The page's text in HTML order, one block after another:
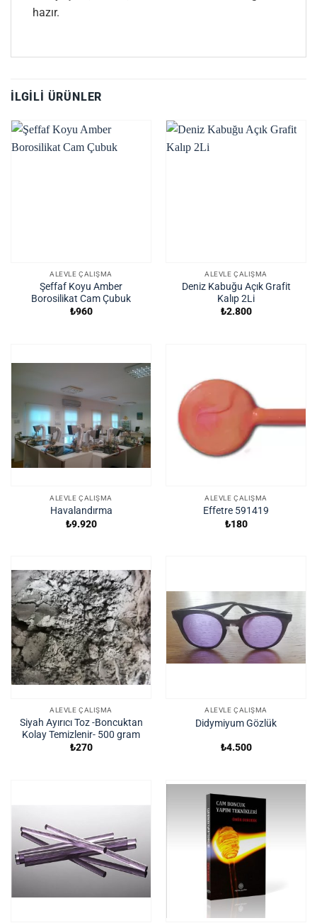
hazır.
İLGILI ÜRÜNLER
ALEVLE ÇALIŞMA
Şeffaf Koyu Amber
Borosilikat Cam Çubuk
₺960
ALEVLE ÇALIŞMA
Deniz Kabuğu Açık Grafit
Kalıp 2Li
₺2.800
ALEVLE ÇALIŞMA
Havalandırma
₺9.920
ALEVLE ÇALIŞMA
Effetre 591419
₺180
ALEVLE ÇALIŞMA
Siyah Ayırıcı Toz -Boncuktan
Kolay Temizlenir- 500 gram
₺270
ALEVLE ÇALIŞMA
Didymiyum Gözlük
₺4.500